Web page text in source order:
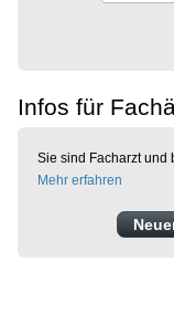
Infos für
Sie sind Facharzt und
Mehr erfahren